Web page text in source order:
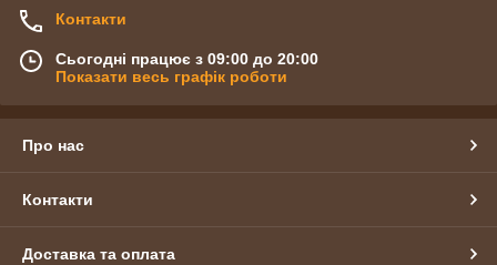
Контакти
Сьогодні працює з 09:00 до 20:00
Показати весь графік роботи
Про нас
Контакти
Доставка та оплата